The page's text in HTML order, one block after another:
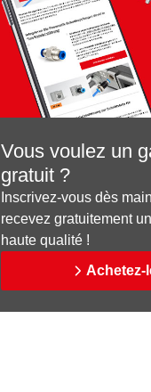
Vous voulez un
gratuit ?
Inscrivez-vous dès
recevez gratuitement
haute qualité !
Achetez-